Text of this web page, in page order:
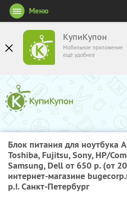
КупиКупон
Мобильное приложение
ещё удобнее
Меню
Блок питания для ноутбука
Toshiba, Fujitsu, Sony, HP/
Samsung, Dell от 650 р.(от
интернет-магазине
р.!. Санкт-Петербург